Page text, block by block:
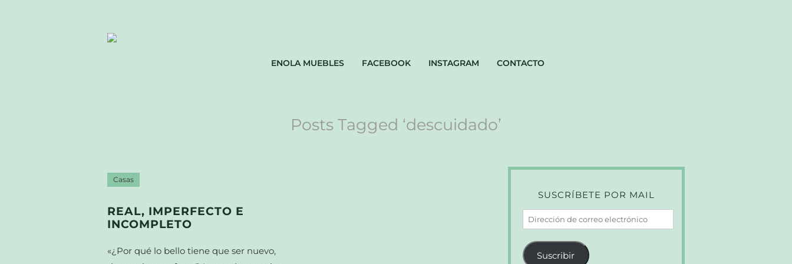
ENOLA MUEBLES FACEBOOK INSTAGRAM CONTACTO
Posts Tagged ‘descuidado’
Casas
REAL, IMPERFECTO E
INCOMPLETO
«¿Por qué lo bello tiene que ser nuevo,
SUSCRÍBETE POR MAIL
Dirección
de
correo
electrónico
Suscribir